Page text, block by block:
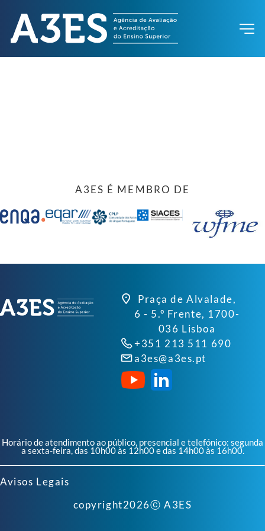
A3ES É MEMBRO DE
Praça de Alvalade,
6 - 5.º Frente, 1700-
036 Lisboa
+351 213 511 690
a3es@a3es.pt
Horário de atendimento ao público, presencial e telefónico: segunda
a sexta-feira, das 10h00 às 12h00 e das 14h00 às 16h00.
Avisos Legais
copyright2026ⓒ A3ES